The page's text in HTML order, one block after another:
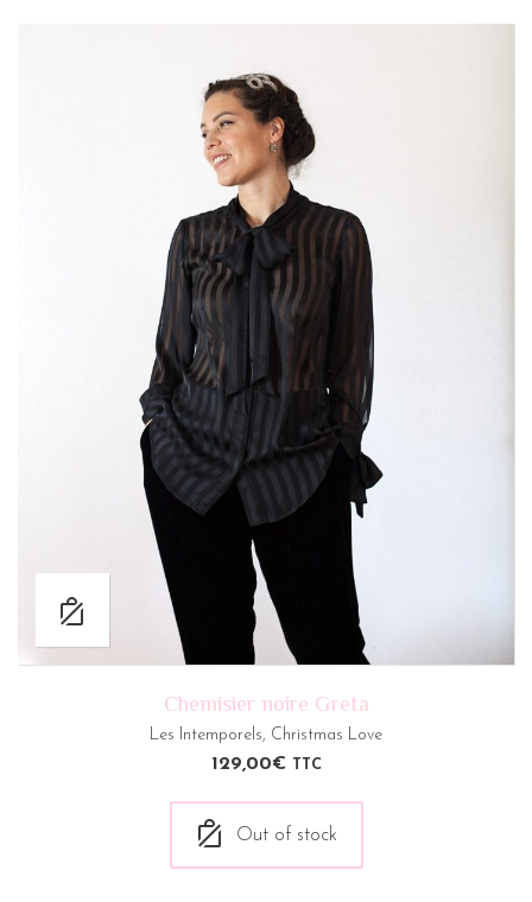
Chemisier noire Greta
Les Intemporels, Christmas Love
129,00€ TTC
Out of stock